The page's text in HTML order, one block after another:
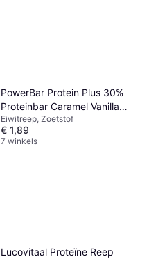
PowerBar Protein Plus 30%
Proteinbar Caramel Vanilla
Crisp 55g
Eiwitreep, Zoetstof
€ 1,89
7 winkels
Lucovitaal Proteïne Reep